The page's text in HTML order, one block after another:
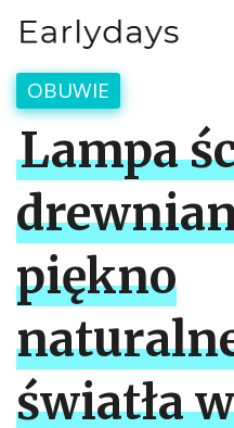
OBUWIE
Lampa
piękno
światła